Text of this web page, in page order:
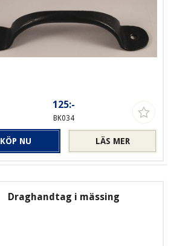
125:-
BK034
LÄS MER
KÖP NU
Draghandtag i mässing